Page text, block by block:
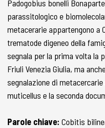
Padogobius bonelli
parassitologico e
metacerarie appartengono a
trematode digeneo della
segnala per la prima volta la
Friuli Venezia Giulia, ma
segnalazione di
muticellus e la seconda
Parole chiave: Cobitis